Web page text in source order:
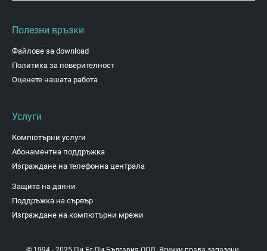
Полезни връзки
Файлове за download
Политика за поверителност
Оценете нашата работа
Услуги
Компютърни услуги
Абонаментна поддръжка
Изграждане на телефонна централа
Защита на данни
Поддръжка на сървър
Изграждане на компютърни мрежи